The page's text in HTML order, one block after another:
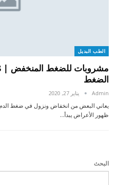
الطب البديل
الضغط
Admin يناير 27, 2020
يعاني البعض من انخفاض ونزول في ضغط
ظهور الأعراض يبدأ…
البحث